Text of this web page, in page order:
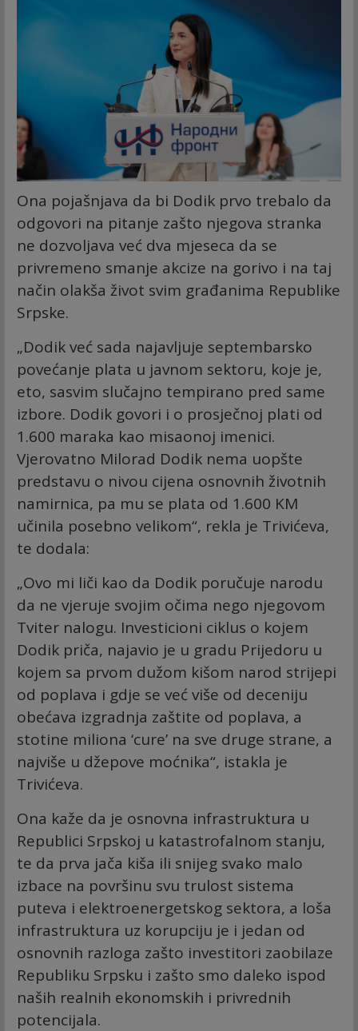
Ona pojašnjava da bi Dodik prvo trebalo da
odgovori na pitanje zašto njegova stranka
ne dozvoljava već dva mjeseca da se
privremeno smanje akcize na gorivo i na taj
način olakša život svim građanima Republike
Srpske.
„Dodik već sada najavljuje septembarsko
povećanje plata u javnom sektoru, koje je,
eto, sasvim slučajno tempirano pred same
izbore. Dodik govori i o prosječnoj plati od
1.600 maraka kao misaonoj imenici.
Vjerovatno Milorad Dodik nema uopšte
predstavu o nivou cijena osnovnih životnih
namirnica, pa mu se plata od 1.600 KM
učinila posebno velikom“, rekla je Trivićeva,
te dodala:
„Ovo mi liči kao da Dodik poručuje narodu
da ne vjeruje svojim očima nego njegovom
Tviter nalogu. Investicioni ciklus o kojem
Dodik priča, najavio je u gradu Prijedoru u
kojem sa prvom dužom kišom narod strijepi
od poplava i gdje se već više od deceniju
obećava izgradnja zaštite od poplava, a
stotine miliona ‘cure’ na sve druge strane, a
najviše u džepove moćnika“, istakla je
Trivićeva.
Ona kaže da je osnovna infrastruktura u
Republici Srpskoj u katastrofalnom stanju,
te da prva jača kiša ili snijeg svako malo
izbace na površinu svu trulost sistema
puteva i elektroenergetskog sektora, a loša
infrastruktura uz korupciju je i jedan od
osnovnih razloga zašto investitori zaobilaze
Republiku Srpsku i zašto smo daleko ispod
naših realnih ekonomskih i privrednih
potencijala.